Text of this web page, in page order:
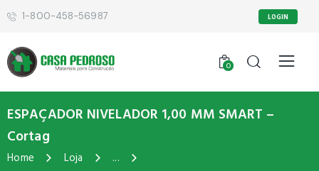
1-800-458-56987 LOGIN
0
ESPAÇADOR NIVELADOR 1,00 MM SMART –
Cortag
Home Loja
...